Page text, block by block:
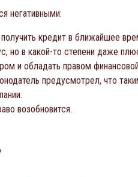
негативными:
кредит в ближайшее
но в какой-то степени даже
и обладать правом
предусмотрел, что
возобновится.